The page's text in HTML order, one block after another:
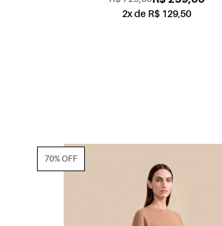
2x de R$ 129,50
70% OFF